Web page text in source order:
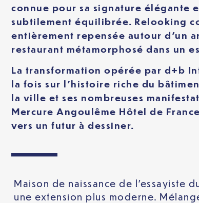
connue pour sa signature élégante
subtilement équilibrée. Relooking
entièrement repensée autour d’un
restaurant métamorphosé dans un
La transformation opérée par d+b
la fois sur l’histoire riche du
la ville et ses nombreuses
Mercure Angoulême Hôtel de
vers un futur à dessiner.
Maison de naissance de l’essayiste
une extension plus moderne.